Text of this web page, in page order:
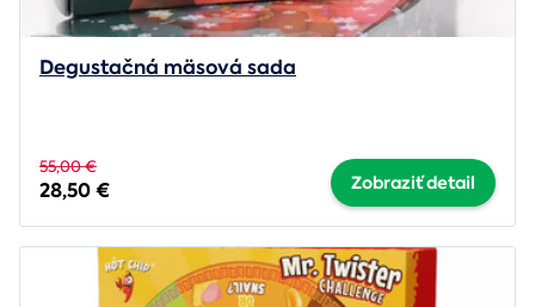
Degustačná mäsová sada
55,00 €
28,50 € Zobraziť detail